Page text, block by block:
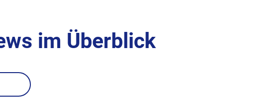
im Überblick